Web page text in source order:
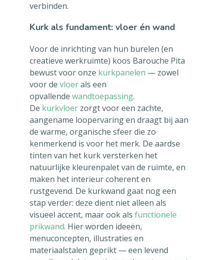
verbinden.
Kurk als fundament: vloer én wand
Voor de inrichting van hun burelen (en
creatieve werkruimte) koos Barouche Pita
bewust voor onze kurkpanelen — zowel
voor de vloerals een
opvallende wandtoepassing.
De kurkvloer zorgt voor een zachte,
aangename loopervaring en draagt bij aan
de warme, organische sfeer die zo
kenmerkend is voor het merk. De aardse
tinten van het kurk versterken het
natuurlijke kleurenpalet van de ruimte, en
maken het interieur coherent en
rustgevend. De kurkwand gaat nog een
stap verder: deze dient niet alleen als
visueel accent, maar ook als functionele
prikwand. Hier worden ideeën,
menuconcepten, illustraties en
materiaalstalen geprikt — een levend